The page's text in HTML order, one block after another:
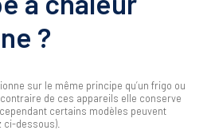
?
sur le même principe qu’un frigo ou
de ces appareils elle conserve
certains modèles peuvent
ci-dessous).